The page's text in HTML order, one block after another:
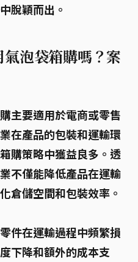
脫穎而出。
泡袋箱購嗎？案
主要適用於電商或零售
在產品的包裝和運輸環
購策略中獲益良多。透
不僅能降低產品在運輸
倉儲空間和包裝效率。
件在運輸過程中頻繁損
下降和額外的成本支